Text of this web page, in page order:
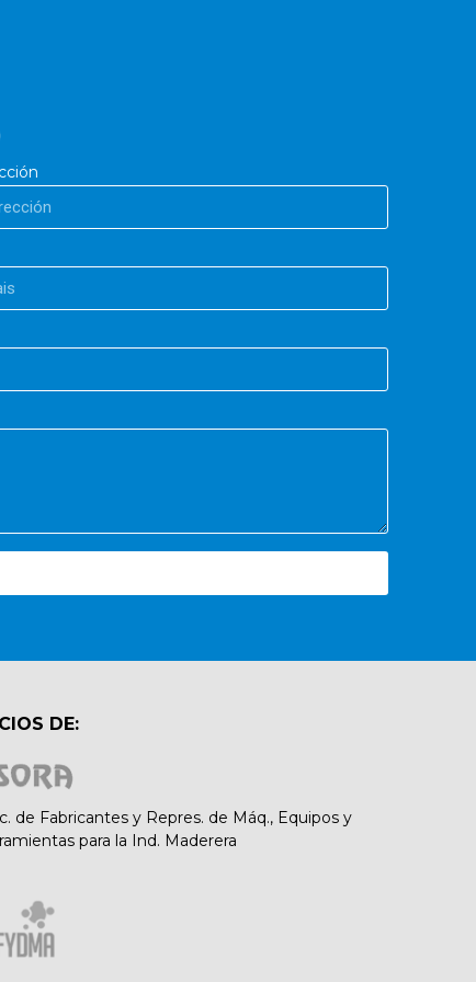
DE:
de Fabricantes y Repres. de Máq., Equipos y
para la Ind. Maderera